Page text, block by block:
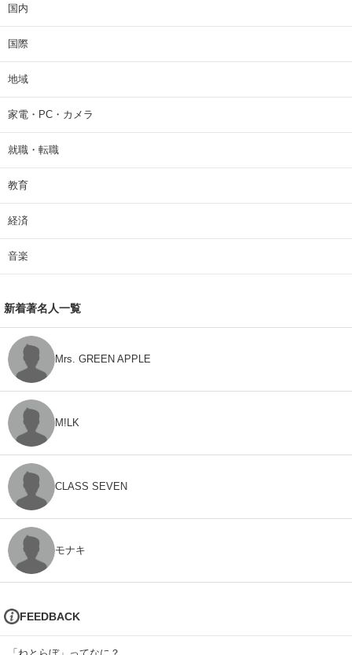
国内
国際
地域
家電・PC・カメラ
就職・転職
教育
経済
音楽
新着著名人一覧
Mrs. GREEN APPLE
M!LK
CLASS SEVEN
モナキ
FEEDBACK